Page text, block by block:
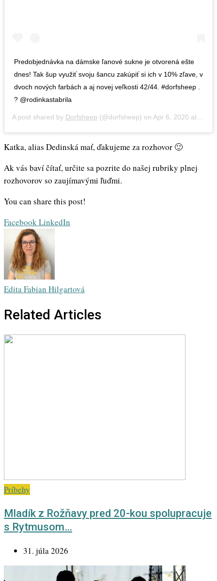
Predobjednávka na dámske ľanové sukne je otvorená ešte
dnes! Tak šup využiť svoju šancu zakúpiť si ich v 10% zľave, v
dvoch nových farbách a aj novej veľkosti 42/44. #dorfsheep .
? @rodinkastabrila
A post shared by Dorfsheep (@dorfsheep) on Apr 6, 2020 at 11:20pm PDT
Katka, alias Dedinská mať, ďakujeme za rozhovor 🙂
Ak vás baví čítať, určite sa pozrite do našej rubriky plnej
rozhovorov so zaujímavými ľuďmi.
You can share this post!
FacebookLinkedIn
Edita Fabian Hilgartová
Related Articles
Príbehy
Mladík z Rožňavy pred 20-kou spolupracuje
s Rytmusom…
31. júla 2026